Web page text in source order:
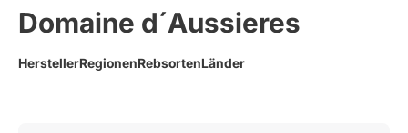
Domaine d´Aussieres
HerstellerRegionenRebsortenLänder